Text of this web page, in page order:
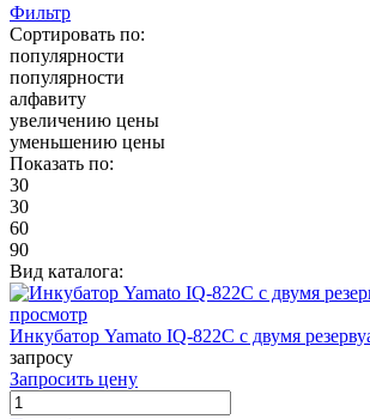
Фильтр
Сортировать по:
популярности
популярности
алфавиту
увеличению цены
уменьшению цены
Показать по:
30
30
60
90
Вид каталога:
просмотр
Инкубатор Yamato IQ-822C с двумя
запросу
Запросить цену